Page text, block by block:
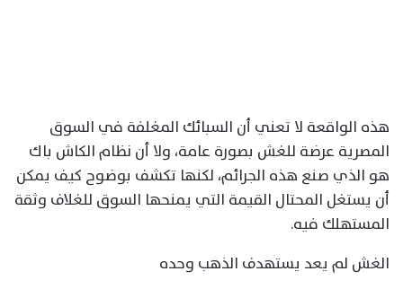
هذه الواقعة لا تعني أن السبائك المغلفة في السوق
المصرية عرضة للغش بصورة عامة، ولا أن نظام الكاش باك
هو الذي صنع هذه الجرائم، لكنها تكشف بوضوح كيف يمكن
أن يستغل المحتال القيمة التي يمنحها السوق للغلاف وثقة
المستهلك فيه.
الغش لم يعد يستهدف الذهب وحده